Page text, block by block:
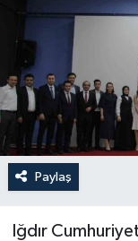
Paylaş
Iğdır